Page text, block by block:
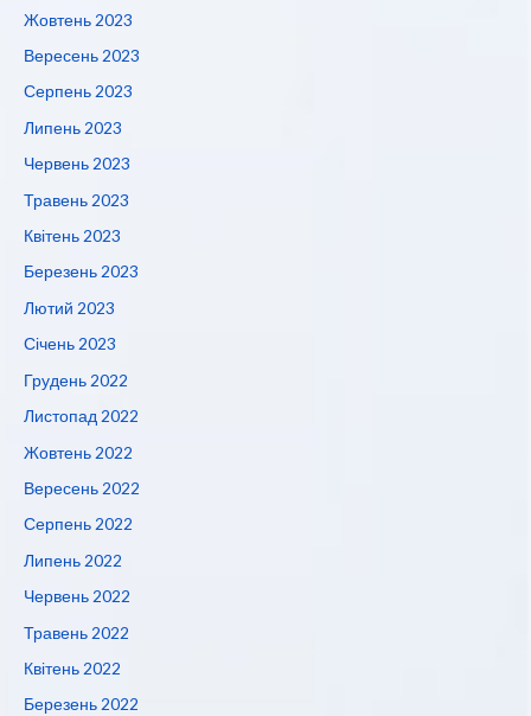
Жовтень 2023
Вересень 2023
Серпень 2023
Липень 2023
Червень 2023
Травень 2023
Квітень 2023
Березень 2023
Лютий 2023
Січень 2023
Грудень 2022
Листопад 2022
Жовтень 2022
Вересень 2022
Серпень 2022
Липень 2022
Червень 2022
Травень 2022
Квітень 2022
Березень 2022